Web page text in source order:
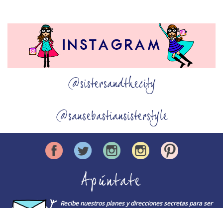
@sistersandthecity
@sansebastiansisterstyle
Apúntate
Recibe nuestros planes y direcciones secretas para ser